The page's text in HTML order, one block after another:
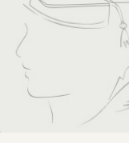
подписаться
подписаться
нет, вернуться назад